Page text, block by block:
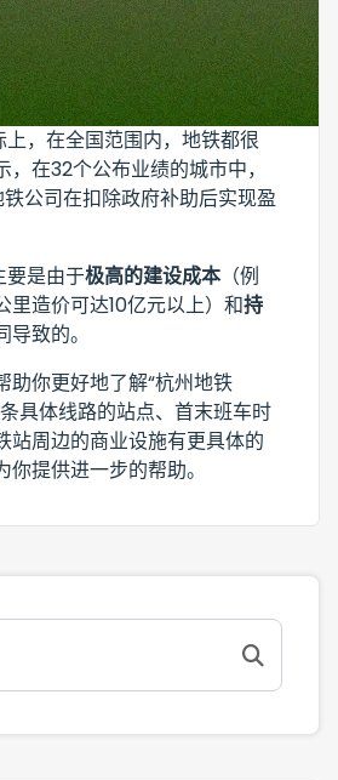
上，在全国范围内，地铁都很
在32个公布业绩的城市中，
公司在扣除政府补助后实现盈
要是由于极高的建设成本 （例
里造价可达10亿元以上）和持
导致的。
助你更好地了解“杭州地铁
具体线路的站点、首末班车时
站周边的商业设施有更具体的
提供进一步的帮助。